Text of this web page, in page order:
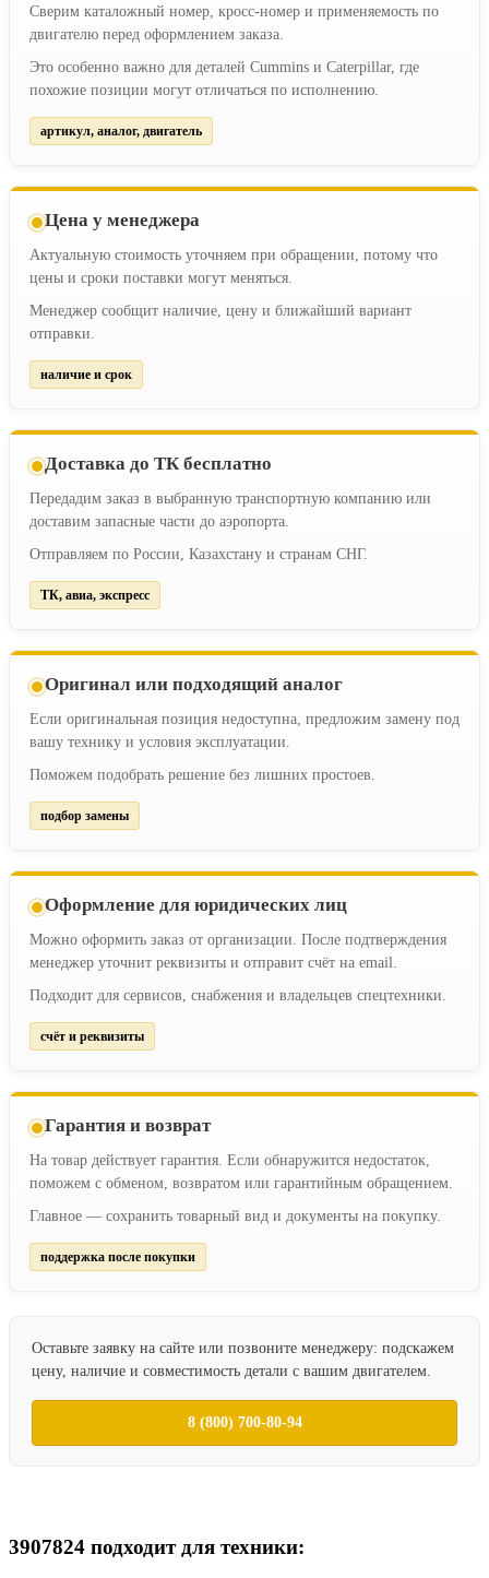
Сверим каталожный номер, кросс-номер и применяемость по
двигателю перед оформлением заказа.
Это особенно важно для деталей Cummins и Caterpillar, где
похожие позиции могут отличаться по исполнению.
артикул, аналог, двигатель
Цена у менеджера
Актуальную стоимость уточняем при обращении, потому что
цены и сроки поставки могут меняться.
Менеджер сообщит наличие, цену и ближайший вариант
отправки.
наличие и срок
Доставка до ТК бесплатно
Передадим заказ в выбранную транспортную компанию или
доставим запасные части до аэропорта.
Отправляем по России, Казахстану и странам СНГ.
ТК, авиа, экспресс
Оригинал или подходящий аналог
Если оригинальная позиция недоступна, предложим замену под
вашу технику и условия эксплуатации.
Поможем подобрать решение без лишних простоев.
подбор замены
Оформление для юридических лиц
Можно оформить заказ от организации. После подтверждения
менеджер уточнит реквизиты и отправит счёт на email.
Подходит для сервисов, снабжения и владельцев спецтехники.
счёт и реквизиты
Гарантия и возврат
На товар действует гарантия. Если обнаружится недостаток,
поможем с обменом, возвратом или гарантийным обращением.
Главное — сохранить товарный вид и документы на покупку.
поддержка после покупки
Оставьте заявку на сайте или позвоните менеджеру: подскажем
цену, наличие и совместимость детали с вашим двигателем.
8 (800) 700-80-94
3907824 подходит для техники: